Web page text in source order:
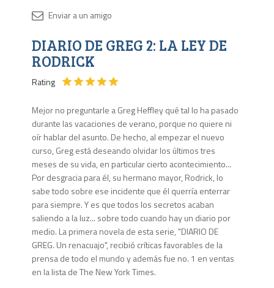
DIARIO DE GREG 2: LA LEY DE
RODRICK
Rating
Mejor no preguntarle a Greg Heffley qué tal lo ha pasado
durante las vacaciones de verano, porque no quiere ni
oír hablar del asunto. De hecho, al empezar el nuevo
curso, Greg está deseando olvidar los últimos tres
meses de su vida, en particular cierto acontecimiento...
Por desgracia para él, su hermano mayor, Rodrick, lo
sabe todo sobre ese incidente que él querría enterrar
para siempre. Y es que todos los secretos acaban
saliendo a la luz... sobre todo cuando hay un diario por
medio. La primera novela de esta serie, "DIARIO DE
GREG. Un renacuajo", recibió críticas favorables de la
prensa de todo el mundo y además fue no. 1 en ventas
en la lista de The New York Times.